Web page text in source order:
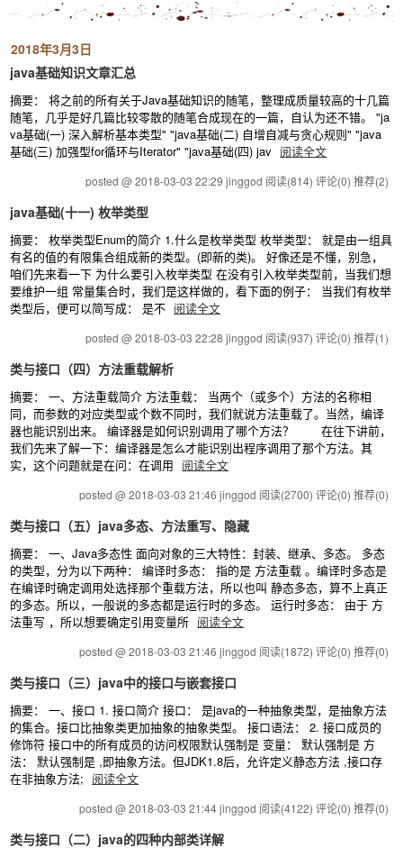
2018年3月3日
java基础知识文章汇总
摘要： 将之前的所有关于Java基础知识的随笔，整理成质量较高的十几篇
随笔，几乎是好几篇比较零散的随笔合成现在的一篇，自认为还不错。 "ja
va基础(一) 深入解析基本类型" "java基础(二) 自增自减与贪心规则" "java
基础(三) 加强型for循环与Iterator" "java基础(四) jav 阅读全文
posted @ 2018-03-03 22:29 jinggod 阅读(814) 评论(0) 推荐(2)
java基础(十一) 枚举类型
摘要： 枚举类型Enum的简介 1.什么是枚举类型 枚举类型： 就是由一组具
有名的值的有限集合组成新的类型。(即新的类)。 好像还是不懂，别急，
咱们先来看一下 为什么要引入枚举类型 在没有引入枚举类型前，当我们想
要维护一组 常量集合时，我们是这样做的，看下面的例子： 当我们有枚举
类型后，便可以简写成： 是不 阅读全文
posted @ 2018-03-03 22:28 jinggod 阅读(937) 评论(0) 推荐(1)
类与接口（四）方法重载解析
摘要： 一、方法重载简介 方法重载： 当两个（或多个）方法的名称相
同，而参数的对应类型或个数不同时，我们就说方法重载了。当然，编译
器也能识别出来。 编译器是如何识别调用了哪个方法？ 在往下讲前，
我们先来了解一下：编译器是怎么才能识别出程序调用了那个方法。其
实，这个问题就是在问：在调用 阅读全文
posted @ 2018-03-03 21:46 jinggod 阅读(2700) 评论(0) 推荐(0)
类与接口（五）java多态、方法重写、隐藏
摘要： 一、Java多态性 面向对象的三大特性：封装、继承、多态。 多态
的类型，分为以下两种： 编译时多态： 指的是 方法重载 。编译时多态是
在编译时确定调用处选择那个重载方法，所以也叫 静态多态，算不上真正
的多态。所以，一般说的多态都是运行时的多态。 运行时多态： 由于 方
法重写 ，所以想要确定引用变量所 阅读全文
posted @ 2018-03-03 21:46 jinggod 阅读(1872) 评论(0) 推荐(0)
类与接口（三）java中的接口与嵌套接口
摘要： 一、接口 1. 接口简介 接口： 是java的一种抽象类型，是抽象方法
的集合。接口比抽象类更加抽象的抽象类型。 接口语法： 2. 接口成员的
修饰符 接口中的所有成员的访问权限默认强制是 变量： 默认强制是 方
法： 默认强制是 ,即抽象方法。但JDK1.8后，允许定义静态方法 ,接口存
在非抽象方法; 阅读全文
posted @ 2018-03-03 21:44 jinggod 阅读(4122) 评论(0) 推荐(0)
类与接口（二）java的四种内部类详解